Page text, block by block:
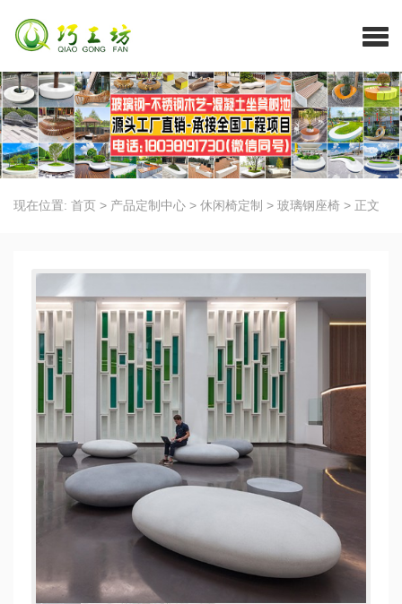
现在位置: 首页 > 产品定制中心 > 休闲椅定制 > 玻璃钢座椅 > 正文